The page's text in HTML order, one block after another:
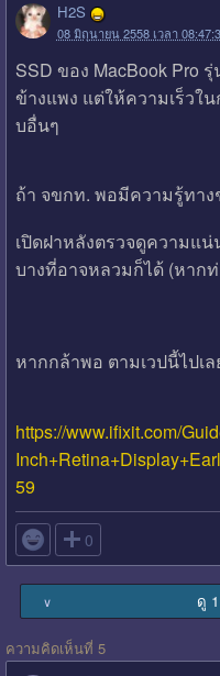
H2S
08 มิถุนายน 2558 เวลา
SSD ของ MacBook Pro
ข้างแพง แต่ให้ความเร็วใ
บอื่นๆ
ถ้า จขกท. พอมีความรู้ทา
เปิดฝาหลังตรวจดูความแน่
บางที่อาจหลวมก็ได้ (หาก
หากกล้าพอ ตามเวปนี้ไปเ
https://www.ifixit.com/
59
 0
∨ ดู
ความคิดเห็นที่ 5